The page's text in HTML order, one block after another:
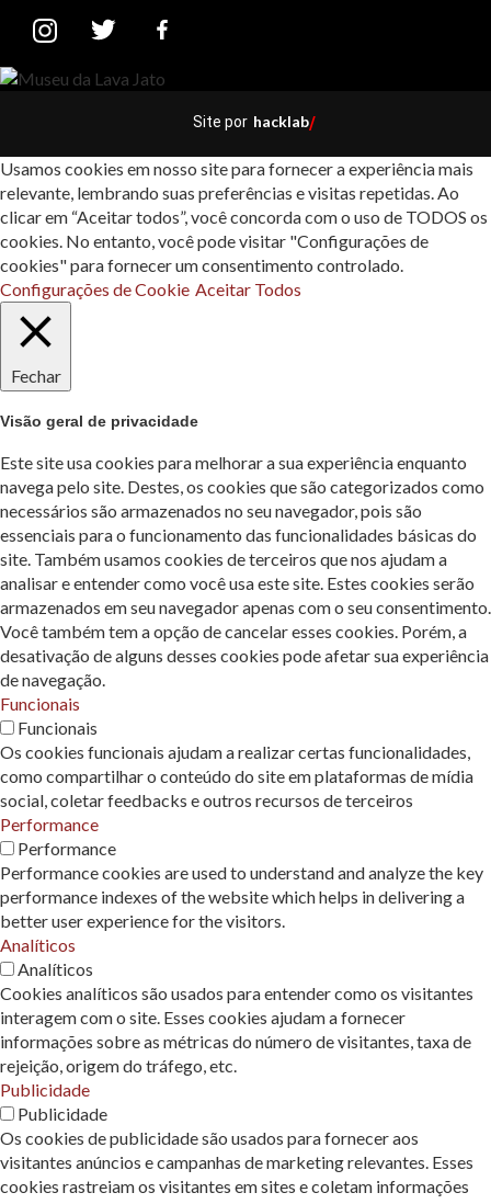
Site por hacklab/
Usamos cookies em nosso site para fornecer a experiência mais
relevante, lembrando suas preferências e visitas repetidas. Ao
clicar em “Aceitar todos”, você concorda com o uso de TODOS os
cookies. No entanto, você pode visitar "Configurações de
cookies" para fornecer um consentimento controlado.
Configurações de Cookie Aceitar Todos
Fechar
Visão geral de privacidade
Este site usa cookies para melhorar a sua experiência enquanto
navega pelo site. Destes, os cookies que são categorizados como
necessários são armazenados no seu navegador, pois são
essenciais para o funcionamento das funcionalidades básicas do
site. Também usamos cookies de terceiros que nos ajudam a
analisar e entender como você usa este site. Estes cookies serão
armazenados em seu navegador apenas com o seu consentimento.
Você também tem a opção de cancelar esses cookies. Porém, a
desativação de alguns desses cookies pode afetar sua experiência
de navegação.
Funcionais
Funcionais
Os cookies funcionais ajudam a realizar certas funcionalidades,
como compartilhar o conteúdo do site em plataformas de mídia
social, coletar feedbacks e outros recursos de terceiros
Performance
Performance
Performance cookies are used to understand and analyze the key
performance indexes of the website which helps in delivering a
better user experience for the visitors.
Analíticos
Analíticos
Cookies analíticos são usados ​​para entender como os visitantes
interagem com o site. Esses cookies ajudam a fornecer
informações sobre as métricas do número de visitantes, taxa de
rejeição, origem do tráfego, etc.
Publicidade
Publicidade
Os cookies de publicidade são usados ​​para fornecer aos
visitantes anúncios e campanhas de marketing relevantes. Esses
cookies rastreiam os visitantes em sites e coletam informações